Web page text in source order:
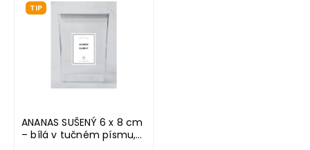
TIP
ANANAS SUŠENÝ 6 x 8 cm
– bílá v tučném písmu,